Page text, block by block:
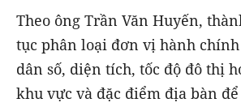
Theo ông Trần Văn Huyến,
tục phân loại đơn vị hành chính
dân số, diện tích, tốc độ đô thị
khu vực và đặc điểm địa bàn